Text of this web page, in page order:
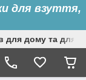
для взуття,
дому та для